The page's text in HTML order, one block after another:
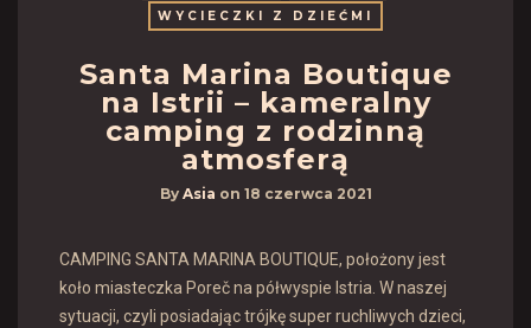
WYCIECZKI Z DZIEĆMI
Santa Marina Boutique
na Istrii – kameralny
camping z rodzinną
atmosferą
By Asia on 18 czerwca 2021
CAMPING SANTA MARINA BOUTIQUE, położony jest
koło miasteczka Poreč na półwyspie Istria. W naszej
sytuacji, czyli posiadając trójkę super ruchliwych dzieci,